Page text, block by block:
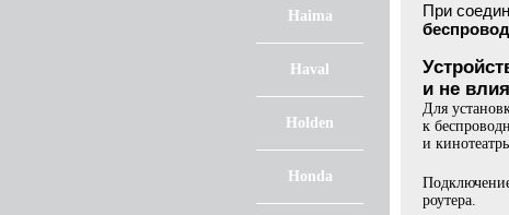
Haima
Haval
Holden
Honda
При
и не
Для
к
и
роутера.